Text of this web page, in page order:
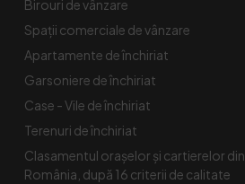
Birouri de vânzare
Spaţii comerciale de vânzare
Apartamente de închiriat
Garsoniere de închiriat
Case - Vile de închiriat
Terenuri de închiriat
Clasamentul orașelor și cartierelor din
România, după 16 criterii de calitate